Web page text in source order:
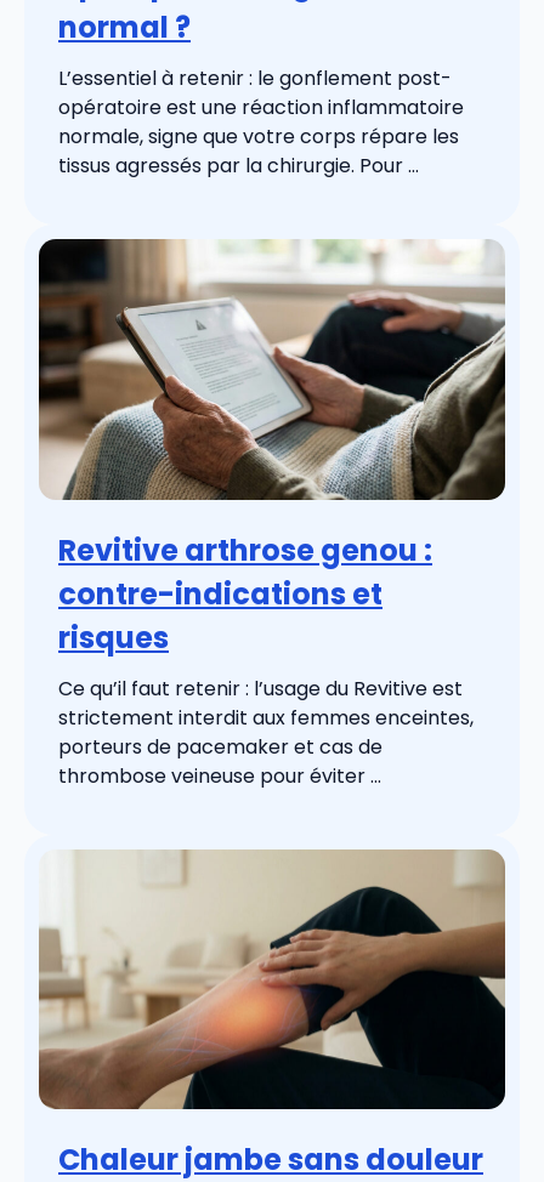
normal ?
L’essentiel à retenir : le gonflement post-
opératoire est une réaction inflammatoire
normale, signe que votre corps répare les
tissus agressés par la chirurgie. Pour ...
Revitive arthrose genou :
contre-indications et
risques
Ce qu’il faut retenir : l’usage du Revitive est
strictement interdit aux femmes enceintes,
porteurs de pacemaker et cas de
thrombose veineuse pour éviter ...
Chaleur jambe sans douleur